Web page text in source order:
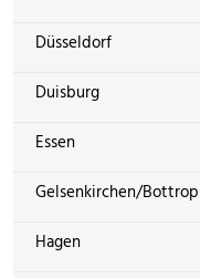
Düsseldorf
Duisburg
Essen
Gelsenkirchen/Bottrop
Hagen